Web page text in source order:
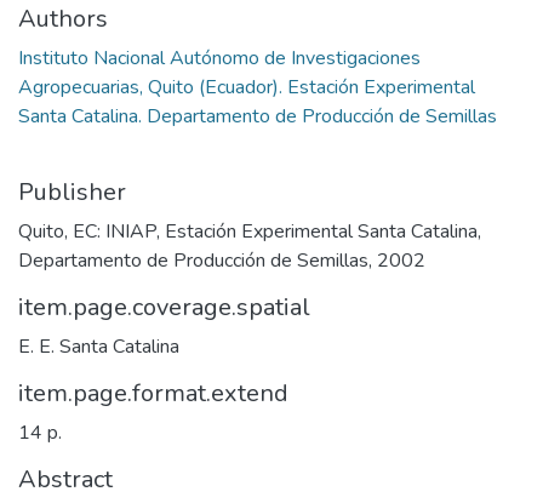
Authors
Instituto Nacional Autónomo de Investigaciones
Agropecuarias, Quito (Ecuador). Estación Experimental
Santa Catalina. Departamento de Producción de Semillas
Publisher
Quito, EC: INIAP, Estación Experimental Santa Catalina,
Departamento de Producción de Semillas, 2002
item.page.coverage.spatial
E. E. Santa Catalina
item.page.format.extend
14 p.
Abstract